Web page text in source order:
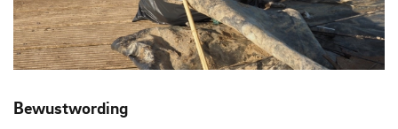
Bewustwording